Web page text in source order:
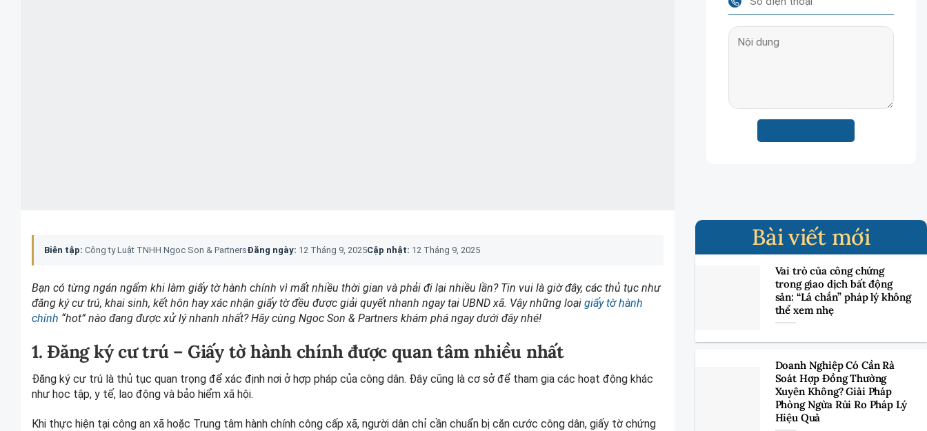
Biên tập: Công ty Luật TNHH Ngoc Son & PartnersĐăng ngày: 12 Tháng 9, 2025Cập nhật: 12 Tháng 9, 2025
Bạn có từng ngán ngẩm khi làm giấy tờ hành chính vì mất nhiều thời gian và phải đi lại nhiều lần? Tin vui là giờ đây, các thủ tục như
đăng ký cư trú, khai sinh, kết hôn hay xác nhận giấy tờ đều được giải quyết nhanh ngay tại UBND xã. Vậy những loại giấy tờ hành
chính “hot” nào đang được xử lý nhanh nhất? Hãy cùng Ngoc Son & Partners khám phá ngay dưới đây nhé!
1. Đăng ký cư trú – Giấy tờ hành chính được quan tâm nhiều nhất
Đăng ký cư trú là thủ tục quan trọng để xác định nơi ở hợp pháp của công dân. Đây cũng là cơ sở để tham gia các hoạt động khác
như học tập, y tế, lao động và bảo hiểm xã hội.
Khi thực hiện tại công an xã hoặc Trung tâm hành chính công cấp xã, người dân chỉ cần chuẩn bị căn cước công dân, giấy tờ chứng
Bài viết mới
Vai trò của công chứng
trong giao dịch bất động
sản: “Lá chắn” pháp lý không
thể xem nhẹ
Doanh Nghiệp Có Cần Rà
Soát Hợp Đồng Thường
Xuyên Không? Giải Pháp
Phòng Ngừa Rủi Ro Pháp Lý
Hiệu Quả